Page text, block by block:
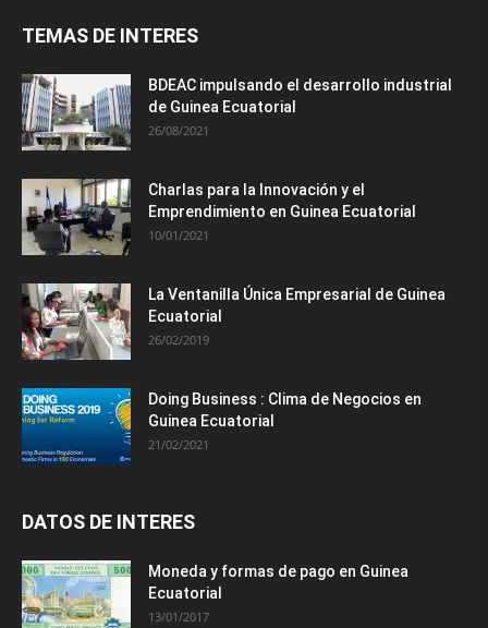
TEMAS DE INTERES
BDEAC impulsando el desarrollo industrial
de Guinea Ecuatorial
26/08/2021
Charlas para la Innovación y el
Emprendimiento en Guinea Ecuatorial
10/01/2021
La Ventanilla Única Empresarial de Guinea
Ecuatorial
26/02/2019
Doing Business : Clima de Negocios en
Guinea Ecuatorial
21/02/2021
DATOS DE INTERES
Moneda y formas de pago en Guinea
Ecuatorial
13/01/2017